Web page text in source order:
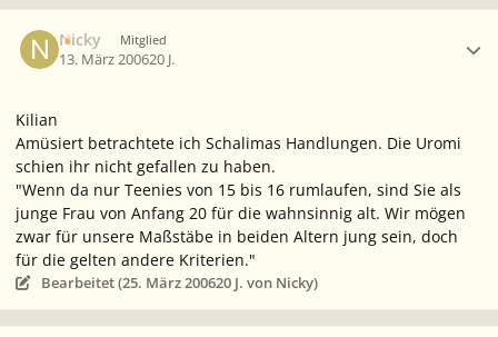
Nicky Mitglied
13. März 200620 J.
Kilian
Amüsiert betrachtete ich Schalimas Handlungen. Die Uromi
schien ihr nicht gefallen zu haben.
"Wenn da nur Teenies von 15 bis 16 rumlaufen, sind Sie als
junge Frau von Anfang 20 für die wahnsinnig alt. Wir mögen
zwar für unsere Maßstäbe in beiden Altern jung sein, doch
für die gelten andere Kriterien."
Bearbeitet (25. März 200620 J. von Nicky)